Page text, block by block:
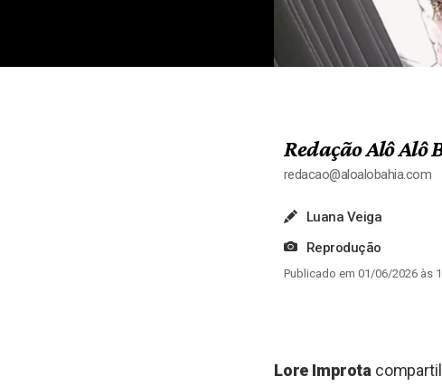
Redação Alô Alô
redacao@aloalobahia.com
Luana Veiga
Reprodução
Publicado em 01/06/2026 às
Lore Improta